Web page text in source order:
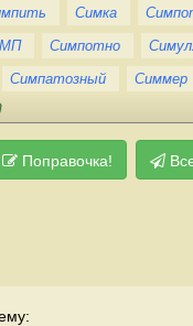
Симка
Симпотно
Симпатозный Симмер
Поправочка!